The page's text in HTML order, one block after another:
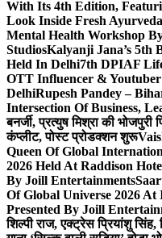
With Its 4th Edition,
Look Inside Fresh
Mental Health Workshop
StudiosKalyanji Jana’s 5th
Held In Delhi7th DPIAF
OTT Influencer &
DelhiRupesh Pandey –
Intersection Of Business,
बनर्जी, प्रत्युष मिश्रा की
कंप्लीट, पोस्ट प्रोडक्शन शुरू
Queen Of Global
2026 Held At Raddison
By Joill Entertainments
Of Global Universe 2026
Presented By Joill
शिल्पी राज, एक्ट्रेस प्रियांशु सिंह,